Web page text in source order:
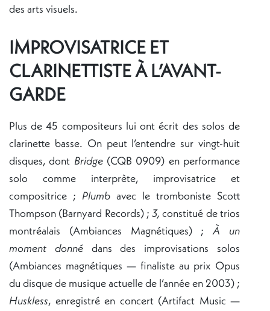
des arts visuels.
IMPROVISATRICE ET
CLARINETTISTE À L’AVANT-
GARDE
Plus de 45 compositeurs lui ont écrit des solos de
clarinette basse. On peut l’entendre sur vingt-huit
disques, dont Bridge(CQB 0909) en performance
solo comme interprète, improvisatrice et
compositrice ; Plumb avec le tromboniste Scott
Thompson (Barnyard Records) ;3,constitué de trios
montréalais (Ambiances Magnétiques) ;À un
moment donné dans des improvisations solos
(Ambiances magnétiques — finaliste au prix Opus
du disque de musique actuelle de l’année en 2003) ;
Huskless, enregistré en concert (Artifact Music —